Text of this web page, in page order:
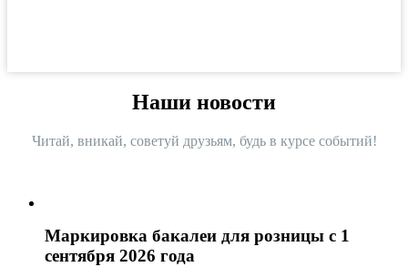
Наши новости
Читай, вникай, советуй друзьям, будь в курсе событий!
Маркировка бакалеи для розницы с 1
сентября 2026 года